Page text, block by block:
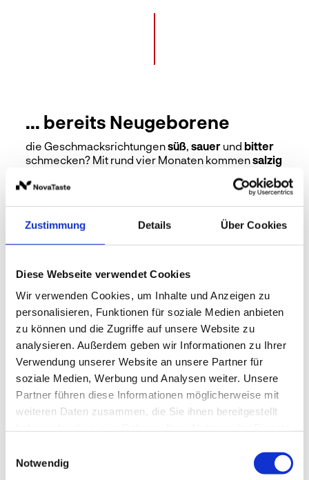
Zustimmung Details Über Cookies
Diese Webseite verwendet Cookies
Wir verwenden Cookies, um Inhalte und Anzeigen zu
personalisieren, Funktionen für soziale Medien anbieten
zu können und die Zugriffe auf unsere Website zu
analysieren. Außerdem geben wir Informationen zu Ihrer
Verwendung unserer Website an unsere Partner für
soziale Medien, Werbung und Analysen weiter. Unsere
Partner führen diese Informationen möglicherweise mit
weiteren Daten zusammen, die Sie ihnen bereitgestellt
Notwendig
... bereits Neugeborene
die Geschmacksrichtungensüß ,sauer und bitter
schmecken? Mit rund vier Monaten kommensalzig
… sich 5 %
der12- bis 17-Jährigenin Deutschland fleischlos
ernähren?
… 99,3 % der deutschen
Familien
Untersuchungen zeigen, dass übergewichtige
Kinder seltener gemeinsam mit ihren Eltern essen